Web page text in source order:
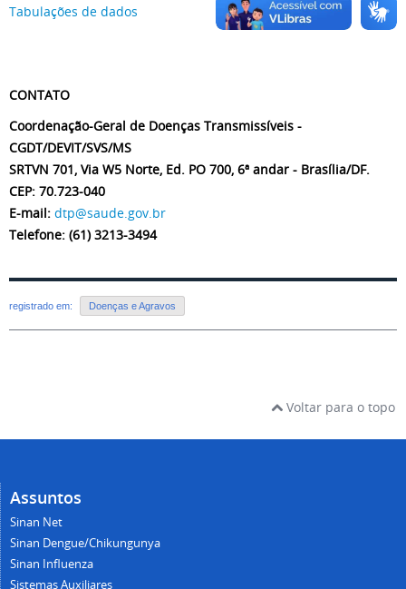
Tabulações de dados
CONTATO
Coordenação-Geral de Doenças Transmissíveis -
CGDT/DEVIT/SVS/MS
SRTVN 701, Via W5 Norte, Ed. PO 700, 6ª andar - Brasília/DF.
CEP: 70.723-040
E-mail: dtp@saude.gov.br
Telefone: (61) 3213-3494
registrado em: Doenças e Agravos
Voltar para o topo
Assuntos
Sinan Net
Sinan Dengue/Chikungunya
Sinan Influenza
Sistemas Auxiliares